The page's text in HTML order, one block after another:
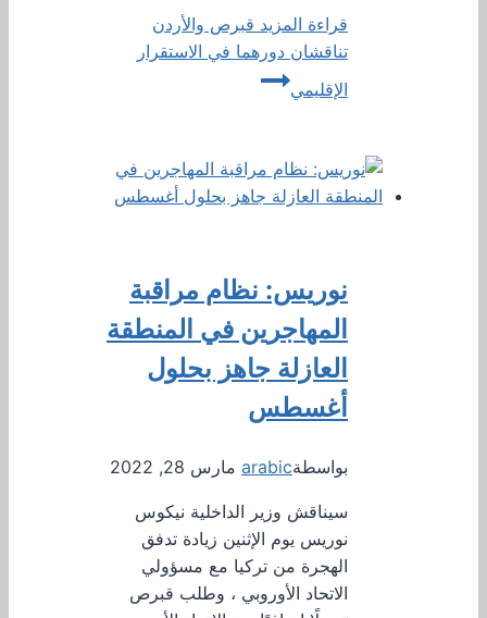
قراءة المزيد قبرص والأردن
تناقشان دورهما في الاستقرار
الإقليمي
نوريس: نظام مراقبة
المهاجرين في المنطقة
العازلة جاهز بحلول
أغسطس
بواسطةarabic مارس 28, 2022
سيناقش وزير الداخلية نيكوس
نوريس يوم الإثنين زيادة تدفق
الهجرة من تركيا مع مسؤولي
الاتحاد الأوروبي ، وطلب قبرص